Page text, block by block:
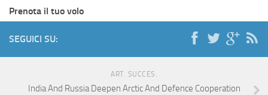
Prenota il tuo volo
SEGUICI SU:
ART. SUCCES.
India And Russia Deepen Arctic And Defence Cooperation